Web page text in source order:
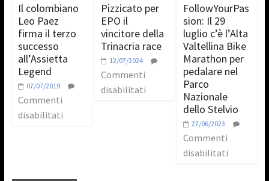
Il colombiano
Leo Paez
firma il terzo
successo
all’Assietta
Legend
07/07/2019
Commenti
disabilitati
Pizzicato per
EPO il
vincitore della
Trinacria race
12/07/2024
Commenti
disabilitati
FollowYourPas
sion: Il 29
luglio c’è l’Alta
Valtellina Bike
Marathon per
pedalare nel
Parco
Nazionale
dello Stelvio
27/06/2023
Commenti
disabilitati